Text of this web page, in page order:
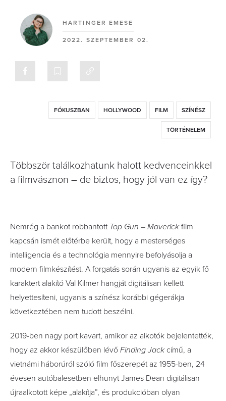
HARTINGER EMESE
2022. SZEPTEMBER 02.
FÓKUSZBAN HOLLYWOOD FILM SZÍNÉSZ
TÖRTÉNELEM
Többször találkozhatunk halott kedvenceinkkel
a filmvásznon – de biztos, hogy jól van ez így?
Nemrég a bankot robbantott Top Gun – Maverickfilm
kapcsán ismét előtérbe került, hogy a mesterséges
intelligencia és a technológia mennyire befolyásolja a
modern filmkészítést. A forgatás során ugyanis az egyik fő
karaktert alakító Val Kilmer hangját digitálisan kellett
helyettesíteni, ugyanis a színész korábbi gégerákja
következtében nem tudott beszélni.
2019-ben nagy port kavart, amikor az alkotók bejelentették,
hogy az akkor készülőben lévő Finding Jackcímű, a
vietnámi háborúról szóló film főszerepét az 1955-ben, 24
évesen autóbalesetben elhunyt James Dean digitálisan
újraalkotott képe „alakítja”, és produkcióban olyan